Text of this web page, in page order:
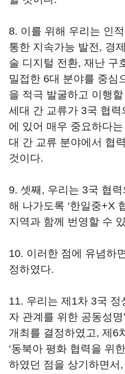
8. 이를 위해 우리는 인
통한 지속가능 발전, 경
술 디지털 전환, 재난 구
밀접한 6대 분야를 중심
을 적극 발굴하고 이행
세대 간 교류가 3국 협
에 있어 매우 중요하다
대 간 교류 분야에서 협
것이다.
9. 셋째, 우리는 3국 협
해 나가도록 ‘한일중+X
지역과 함께 번영할 수
10. 이러한 점에 유념하
정하였다.
11. 우리는 제1차 3국 정
자 관계를 위한 공동성명
개최를 결정하였고, 제6
‘동북아 평화 협력을 위
하였던 점을 상기하면서